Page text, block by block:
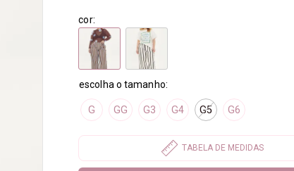
cor:
G GG G3 G4 G5 G6